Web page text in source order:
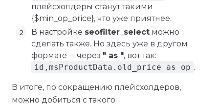
плейсхолдеры станут такими
{$min_op_price}, что уже приятнее.
В настройке seofilter_select можно
сделать также. Но здесь уже в другом
формате -- через " as ", вот так:
id,msProductData.old_price as op .
В итоге, по сокращению плейсхолдеров,
можно добиться с такого: